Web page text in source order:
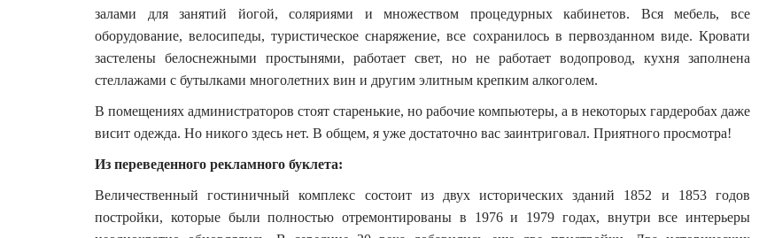
залами для занятий йогой, соляриями и множеством процедурных кабинетов. Вся мебель, все
оборудование, велосипеды, туристическое снаряжение, все сохранилось в первозданном виде. Кровати
застелены белоснежными простынями, работает свет, но не работает водопровод, кухня заполнена
стеллажами с бутылками многолетних вин и другим элитным крепким алкоголем.
В помещениях администраторов стоят старенькие, но рабочие компьютеры, а в некоторых гардеробах даже
висит одежда. Но никого здесь нет. В общем, я уже достаточно вас заинтриговал. Приятного просмотра!
Из переведенного рекламного буклета:
Величественный гостиничный комплекс состоит из двух исторических зданий 1852 и 1853 годов
постройки, которые были полностью отремонтированы в 1976 и 1979 годах, внутри все интерьеры